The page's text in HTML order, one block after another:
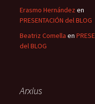
Erasmo Hernández en
PRESENTACIÓN del BLOG
Beatriz Comella en
del BLOG
Arxius